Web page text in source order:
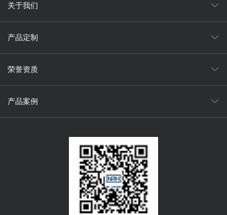
关于我们
产品定制
荣誉资质
产品案例